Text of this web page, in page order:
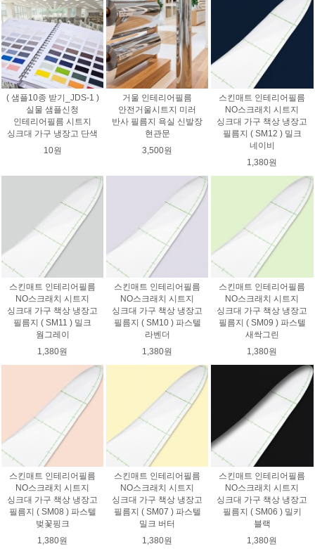
( 샘플10종 받기_JDS-1 )
실물 샘플신청
인테리어필름 시트지
싱크대 가구 냉장고 단색
10원
거울 인테리어필름
안전거울시트지 미러
반사 필름지 욕실 신발장
현관문
3,500원
스킨매트 인테리어필름
NO스크래치 시트지
싱크대 가구 책상 냉장고
필름지 ( SM12 ) 밀크
네이비
1,380원
스킨매트 인테리어필름
NO스크래치 시트지
싱크대 가구 책상 냉장고
필름지 ( SM11 ) 밀크
웜그레이
1,380원
스킨매트 인테리어필름
NO스크래치 시트지
싱크대 가구 책상 냉장고
필름지 ( SM10 ) 파스텔
라벤더
1,380원
스킨매트 인테리어필름
NO스크래치 시트지
싱크대 가구 책상 냉장고
필름지 ( SM09 ) 파스텔
새싹그린
1,380원
스킨매트 인테리어필름
NO스크래치 시트지
싱크대 가구 책상 냉장고
필름지 ( SM08 ) 파스텔
벚꽃핑크
1,380원
스킨매트 인테리어필름
NO스크래치 시트지
싱크대 가구 책상 냉장고
필름지 ( SM07 ) 파스텔
밀크 버터
1,380원
스킨매트 인테리어필름
NO스크래치 시트지
싱크대 가구 책상 냉장고
필름지 ( SM06 ) 밀키
블랙
1,380원